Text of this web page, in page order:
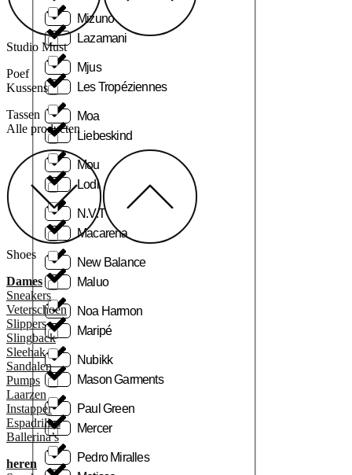
Mizuno
Mjus
Moa
Mou
N.V.T
New Balance
Noa Harmon
Nubikk
Paul Green
Pedro Miralles
Lazamani
Les Tropéziennes
Liebeskind
Lodi
Macarena
Maluo
Maripé
Mason Garments
Mercer
Studio Must
Poef
Kussens
Tassen
Alle producten
Shoes
Dames
Sneakers
Veterschoen
Slippers
Slingback
Sleehak
Sandalen
Pumps
Laarzen
Instapper
Espadrilles
Ballerina’s
heren